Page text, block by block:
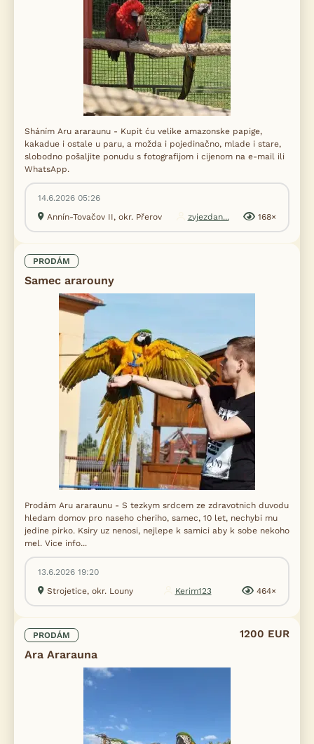
Sháním Aru araraunu - Kupit ću velike amazonske papige,
kakadue i ostale u paru, a možda i pojedinačno, mlade i stare,
slobodno pošaljite ponudu s fotografijom i cijenom na e-mail ili
WhatsApp.
14.6.2026 05:26
Annín-Tovačov II, okr. Přerov
zvjezdan... 168×
PRODÁM
Samec ararouny
Prodám Aru araraunu - S tezkym srdcem ze zdravotnich duvodu
hledam domov pro naseho cheriho, samec, 10 let, nechybi mu
jedine pirko. Ksiry uz nenosi, nejlepe k samici aby k sobe nekoho
mel. Vice info...
13.6.2026 19:20
Strojetice, okr. Louny
Kerim123 464×
PRODÁM
Ara Ararauna
1200 EUR